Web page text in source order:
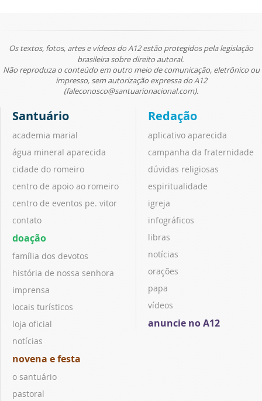
Os textos, fotos, artes e vídeos do A12 estão protegidos pela legislação
brasileira sobre direito autoral.
Não reproduza o conteúdo em outro meio de comunicação, eletrônico ou
impresso, sem autorização expressa do A12
(faleconosco@santuarionacional.com).
Santuário
academia marial
água mineral aparecida
cidade do romeiro
centro de apoio ao romeiro
centro de eventos pe. vitor
contato
doação
família dos devotos
história de nossa senhora
imprensa
locais turísticos
loja oficial
notícias
novena e festa
o santuário
pastoral
Redação
aplicativo aparecida
campanha da fraternidade
dúvidas religiosas
espiritualidade
igreja
infográficos
libras
notícias
orações
papa
vídeos
anuncie no A12